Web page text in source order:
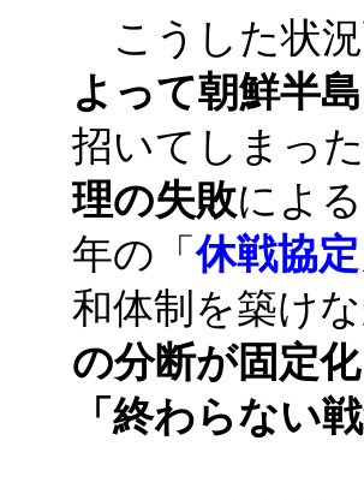
こうした状況
よって朝鮮半
招いてしまった
理の失敗によ
年の「休戦協定
和体制を築け
の分断が固定
「終わらない